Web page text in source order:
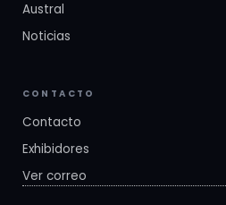
Austral
Noticias
CONTACTO
Contacto
Exhibidores
Ver correo